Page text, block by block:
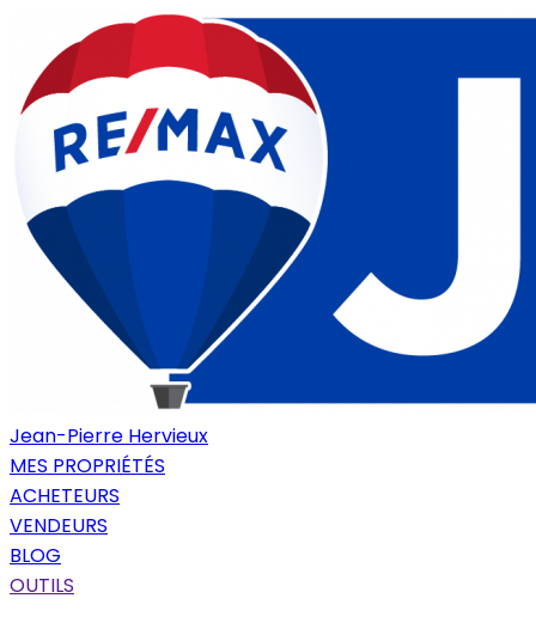
Jean-Pierre Hervieux
MES PROPRIÉTÉS
ACHETEURS
VENDEURS
BLOG
OUTILS